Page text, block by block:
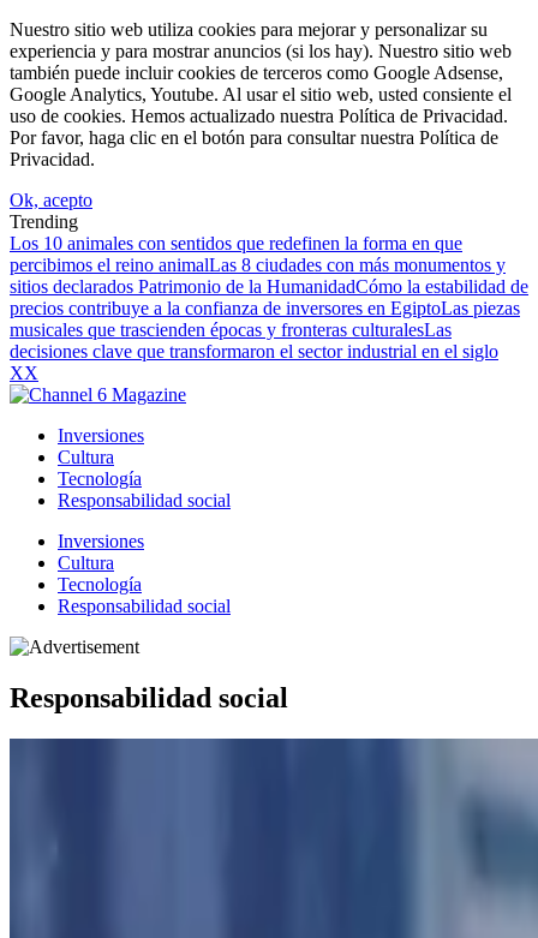
Nuestro sitio web utiliza cookies para mejorar y personalizar su
experiencia y para mostrar anuncios (si los hay). Nuestro sitio web
también puede incluir cookies de terceros como Google Adsense,
Google Analytics, Youtube. Al usar el sitio web, usted consiente el
uso de cookies. Hemos actualizado nuestra Política de Privacidad.
Por favor, haga clic en el botón para consultar nuestra Política de
Privacidad.
Ok, acepto
Trending
Los 10 animales con sentidos que redefinen la forma en que
percibimos el reino animalLas 8 ciudades con más monumentos y
sitios declarados Patrimonio de la HumanidadCómo la estabilidad de
precios contribuye a la confianza de inversores en EgiptoLas piezas
musicales que trascienden épocas y fronteras culturalesLas
decisiones clave que transformaron el sector industrial en el siglo
XX
Inversiones
Cultura
Tecnología
Responsabilidad social
Inversiones
Cultura
Tecnología
Responsabilidad social
Responsabilidad social